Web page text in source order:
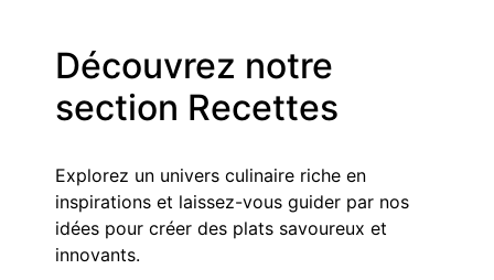
Découvrez notre
section Recettes
Explorez un univers culinaire riche en
inspirations et laissez-vous guider par nos
idées pour créer des plats savoureux et
innovants.